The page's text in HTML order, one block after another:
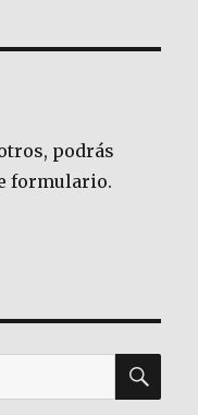
podrás
formulario.